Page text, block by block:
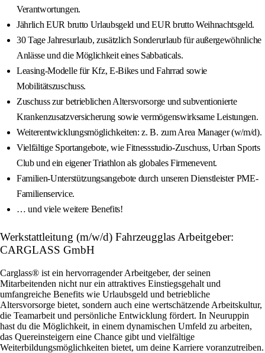
Verantwortungen.
Jährlich EUR brutto Urlaubsgeld und EUR brutto Weihnachtsgeld.
30 Tage Jahresurlaub, zusätzlich Sonderurlaub für außergewöhnliche
Anlässe und die Möglichkeit eines Sabbaticals.
Leasing-Modelle für Kfz, E-Bikes und Fahrrad sowie
Mobilitätszuschuss.
Zuschuss zur betrieblichen Altersvorsorge und subventionierte
Krankenzusatzversicherung sowie vermögenswirksame Leistungen.
Weiterentwicklungsmöglichkeiten: z. B. zum Area Manager (w/m/d).
Vielfältige Sportangebote, wie Fitnessstudio-Zuschuss, Urban Sports
Club und ein eigener Triathlon als globales Firmenevent.
Familien-Unterstützungsangebote durch unseren Dienstleister PME-
Familienservice.
… und viele weitere Benefits!
Werkstattleitung (m/w/d) Fahrzeugglas Arbeitgeber:
CARGLASS GmbH
Carglass® ist ein hervorragender Arbeitgeber, der seinen
Mitarbeitenden nicht nur ein attraktives Einstiegsgehalt und
umfangreiche Benefits wie Urlaubsgeld und betriebliche
Altersvorsorge bietet, sondern auch eine wertschätzende Arbeitskultur,
die Teamarbeit und persönliche Entwicklung fördert. In Neuruppin
hast du die Möglichkeit, in einem dynamischen Umfeld zu arbeiten,
das Quereinsteigern eine Chance gibt und vielfältige
Weiterbildungsmöglichkeiten bietet, um deine Karriere voranzutreiben.